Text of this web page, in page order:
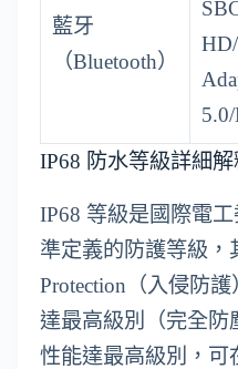
藍牙
（Bluetooth）
IP68 防水等級詳細解
IP68 等級是國際電
準定義的防護等級，
Protection（入侵防
達最高級別（完全防
性能達最高級別，可